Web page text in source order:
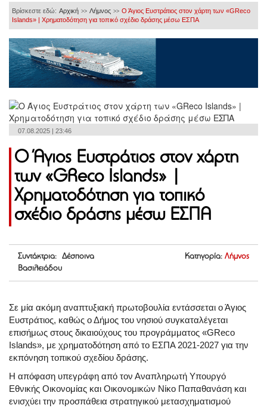
Βρίσκεστε εδώ: Αρχική >> Λήμνος >> Ο Άγιος Ευστράτιος στον χάρτη των «GReco
Islands» | Χρηματοδότηση για τοπικό σχέδιο δράσης μέσω ΕΣΠΑ
07.08.2025 | 23:46
Ο Άγιος Ευστράτιος στον χάρτη
των «GReco Islands» |
Χρηματοδότηση για τοπικό
σχέδιο δράσης μέσω ΕΣΠΑ
Συντάκτρια: Δέσποινα
Βασιλειάδου
Κατηγορία: Λήμνος
Σε μία ακόμη αναπτυξιακή πρωτοβουλία εντάσσεται ο Άγιος
Ευστράτιος, καθώς ο Δήμος του νησιού συγκαταλέγεται
επισήμως στους δικαιούχους του προγράμματος «GReco
Islands», με χρηματοδότηση από το ΕΣΠΑ 2021-2027 για την
εκπόνηση τοπικού σχεδίου δράσης.
Η απόφαση υπεγράφη από τον Αναπληρωτή Υπουργό
Εθνικής Οικονομίας και Οικονομικών Νίκο Παπαθανάση και
ενισχύει την προσπάθεια στρατηγικού μετασχηματισμού